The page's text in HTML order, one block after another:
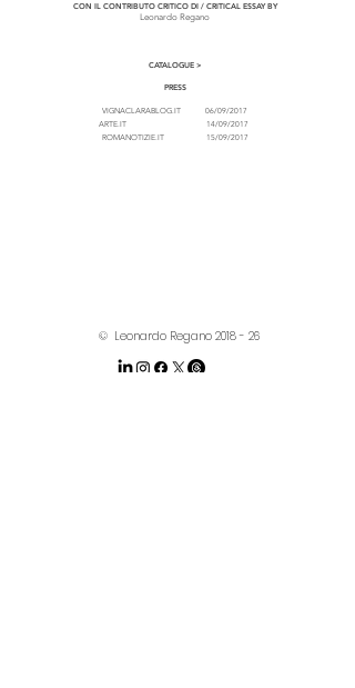
CON IL CONTRIBUTO CRITICO DI / CRITICAL ESSAY BY
Leonardo Regano
CATALOGUE >
PRESS
VIGNACLARABLOG.IT 06/09/2017
ARTE.IT 14/09/2017
ROMANOTIZIE.IT15/09/2017
© Leonardo Regano 2018 - 26